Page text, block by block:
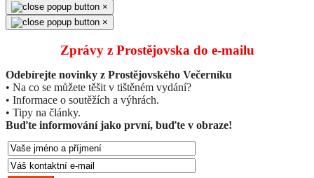
×
×
Zprávy z Prostějovska do e‑mailu
Odebírejte novinky z Prostějovského Večerníku
• Na co se můžete těšit v tištěném vydání?
• Informace o soutěžích a výhrách.
• Tipy na články.
Buďte informování jako první, buďte v obraze!